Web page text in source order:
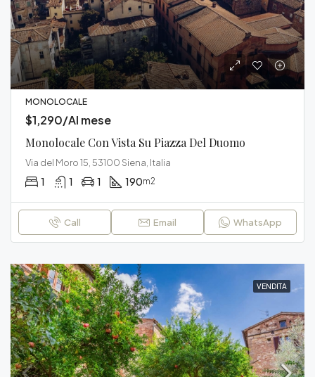
MONOLOCALE
$1,290/Al mese
Monolocale Con Vista Su Piazza Del Duomo
Via del Moro 15, 53100 Siena, Italia
1 1 1 190m2
Call Email WhatsApp
VENDITA